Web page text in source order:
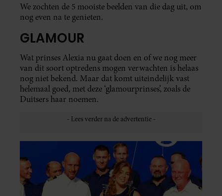
We zochten de 5 mooiste beelden van die dag uit, om
nog even na te genieten.
GLAMOUR
Wat prinses Alexia nu gaat doen en of we nog meer
van dit soort optredens mogen verwachten is helaas
nog niet bekend. Maar dat komt uiteindelijk vast
helemaal goed, met deze ‘glamourprinses’, zoals de
Duitsers haar noemen.